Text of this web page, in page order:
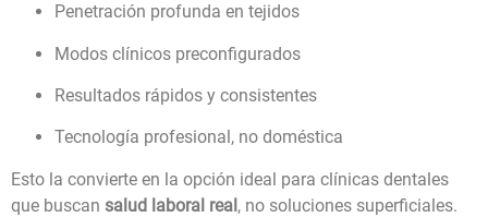
Penetración profunda en tejidos
Modos clínicos preconfigurados
Resultados rápidos y consistentes
Tecnología profesional, no doméstica
Esto la convierte en la opción ideal para clínicas dentales
que buscan salud laboral real, no soluciones superficiales.